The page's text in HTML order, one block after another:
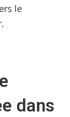
le
dans